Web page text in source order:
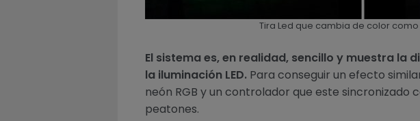
Tira Led que cambia de color
El sistema es, en realidad, sencillo y muestra la
la iluminación LED. Para conseguir un efecto
neón RGB y un controlador que este sincronizado
peatones.